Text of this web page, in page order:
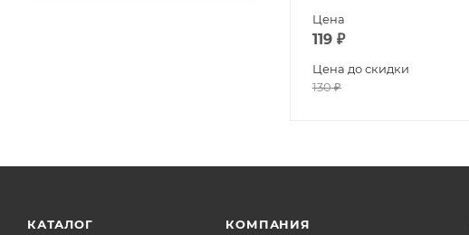
Цена
119 ₽
Цена до скидки
130₽
КАТАЛОГ КОМПАНИЯ